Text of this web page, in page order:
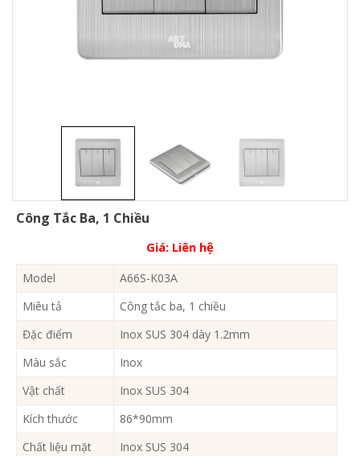
Công Tắc Ba, 1 Chiều
Giá: Liên hệ
Model
A66S-K03A
Miêu tả
Công tắc ba, 1 chiều
Đặc điểm
Inox SUS 304 dày 1.2mm
Màu sắc
Inox
Vật chất
Inox SUS 304
Kích thước
86*90mm
Chất liệu mặt
Inox SUS 304